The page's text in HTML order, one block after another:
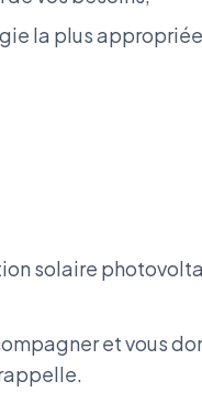
la plus
solaire
et vous